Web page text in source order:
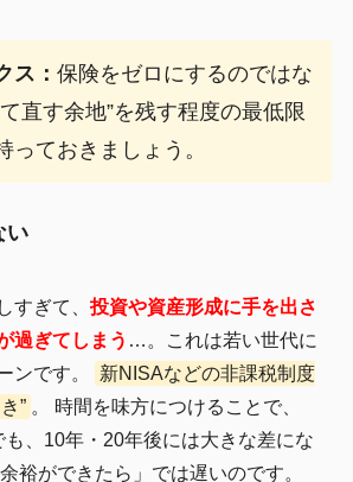
ス： 保険をゼロにするのではな
直す余地”を残す程度の最低限
っておきましょう。
い
すぎて、投資や資産形成に手を出さ
過ぎてしまう …。これは若い世代に
ンです。
新NISAなどの非課税制度
” 。 時間を味方につけることで、
も、10年・20年後には大きな差にな
裕ができたら」では遅いのです。